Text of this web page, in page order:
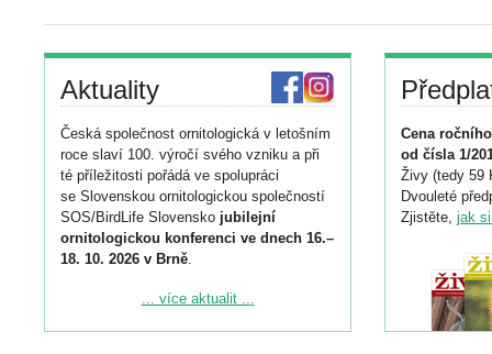
Aktuality
Česká společnost ornitologická v letošním
roce slaví 100. výročí svého vzniku a při
té příležitosti pořádá ve spolupráci
se Slovenskou ornitologickou společností
SOS/BirdLife Slovensko jubilejní
ornitologickou konferenci ve dnech 16.–
18. 10. 2026 v Brně.
Podrobnější informace ke konferenci
... více aktualit ...
Cena
od čísla 1/
Živy (tedy 59
Dvouleté
Zjistěte, jak